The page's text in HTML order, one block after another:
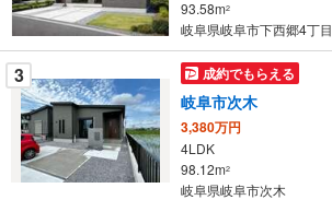
ペ
ー
ジ
に
保
存
す
る
93.58m2
岐阜県岐阜市下西郷4丁目
3 成約でもらえる
岐阜市次木
3,380万円
4LDK
98.12m2
岐阜県岐阜市次木